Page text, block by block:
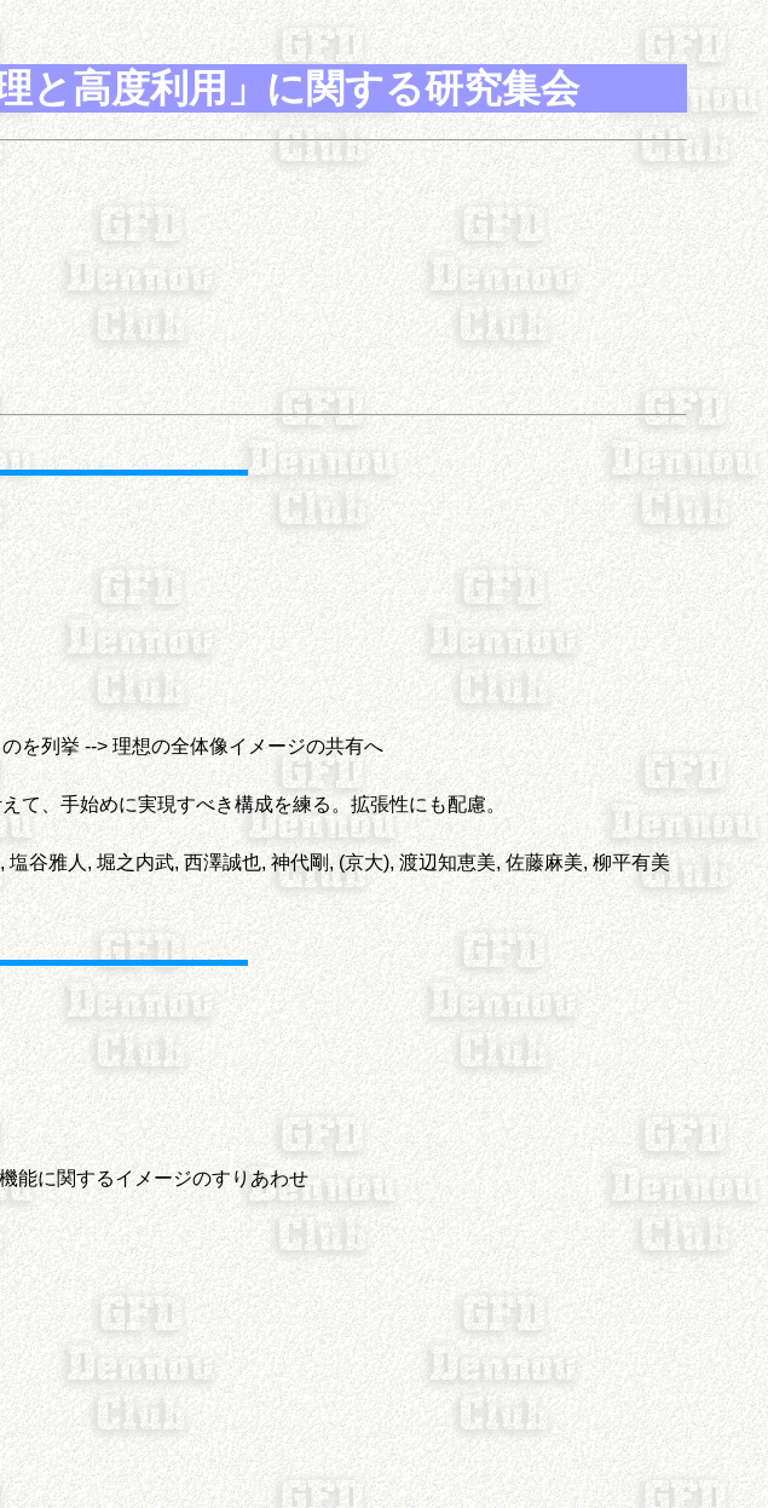
と高度利用」に関する研究集会
を列挙 --> 理想の全体像イメージの共有へ
て、手始めに実現すべき構成を練る。拡張性にも配慮。
谷雅人, 堀之内武, 西澤誠也, 神代剛, (京大), 渡辺知恵美, 佐藤麻美, 柳平有美
能に関するイメージのすりあわせ